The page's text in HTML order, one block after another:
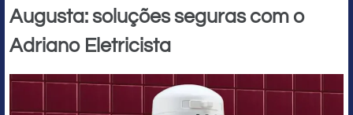
Augusta: soluções seguras com o
Adriano Eletricista